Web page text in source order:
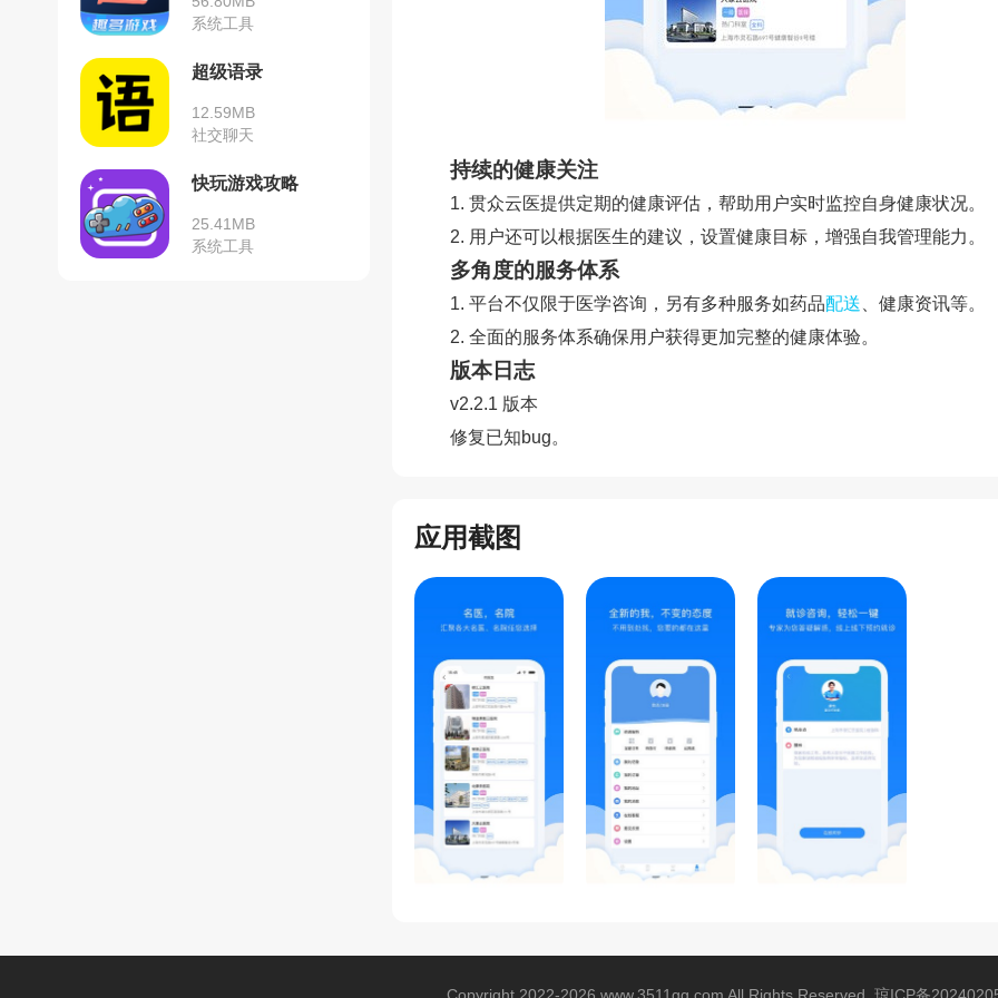
系统工具
超级语录
12.59MB
社交聊天
快玩游戏攻略
25.41MB
系统工具
持续的健康关注
1. 贯众云医提供定期的健康评估，帮助用户实时监控自身健康状况。
2. 用户还可以根据医生的建议，设置健康目标，增强自我管理能力。
多角度的服务体系
1. 平台不仅限于医学咨询，另有多种服务如药品配送 、健康资讯等。
2. 全面的服务体系确保用户获得更加完整的健康体验。
版本日志
v2.2.1 版本
修复已知bug。
应用截图